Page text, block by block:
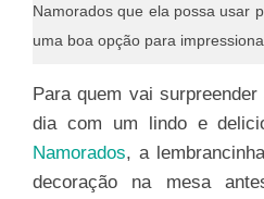
Namorados que ela possa usar
uma boa opção para
Para quem vai
dia com um lindo e
Namorados, a
decoração na mesa